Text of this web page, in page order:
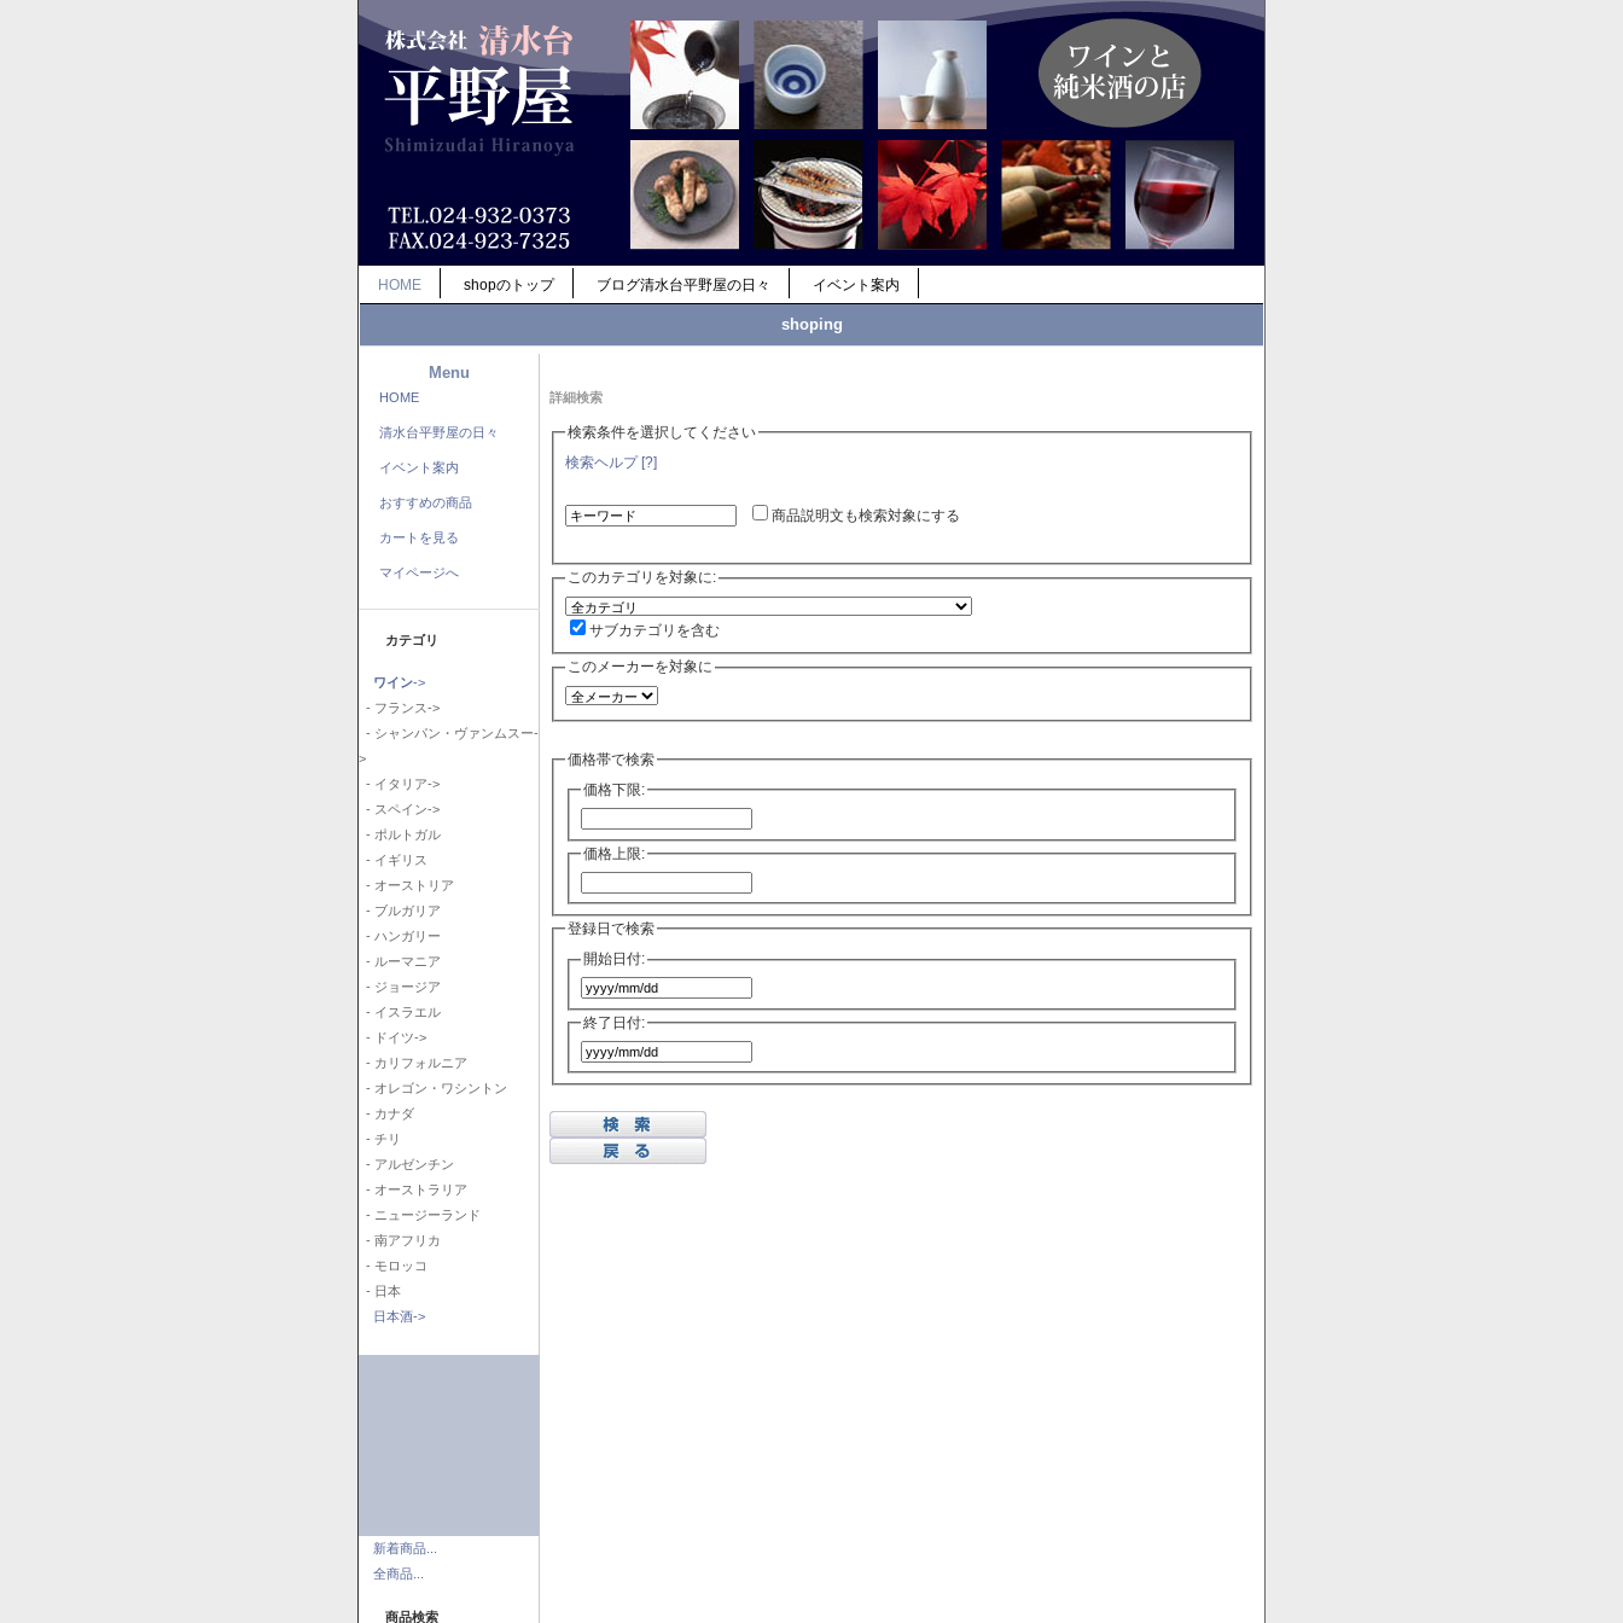
HOME shopのトップ ブログ清水台平野屋の日々 イベント案内
shoping
Menu
HOME
清水台平野屋の日々
イベント案内
おすすめの商品
カートを見る
マイページへ
カテゴリ
ワイン->
- フランス->
- シャンパン・ヴァンムスー-
>
- イタリア->
- スペイン->
- ポルトガル
- イギリス
- オーストリア
- ブルガリア
- ハンガリー
- ルーマニア
- ジョージア
- イスラエル
- ドイツ->
- カリフォルニア
- オレゴン・ワシントン
- カナダ
- チリ
- アルゼンチン
- オーストラリア
- ニュージーランド
- 南アフリカ
- モロッコ
- 日本
日本酒->
新着商品...
全商品...
商品検索
詳細検索
検索条件を選択してください
検索ヘルプ [?]
商品説明文も検索対象にする
このカテゴリを対象に:
サブカテゴリを含む
このメーカーを対象に
価格帯で検索
価格下限:
価格上限:
登録日で検索
開始日付:
終了日付: